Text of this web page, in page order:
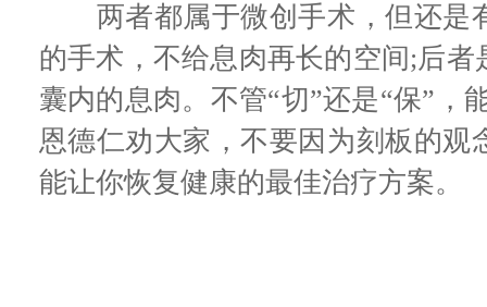
两者都属于微创手术，但还是
的手术，不给息肉再长的空间;后
囊内的息肉。不管“切”还是“保”，
恩德仁劝大家，不要因为刻板的观
能让你恢复健康的最佳治疗方案。